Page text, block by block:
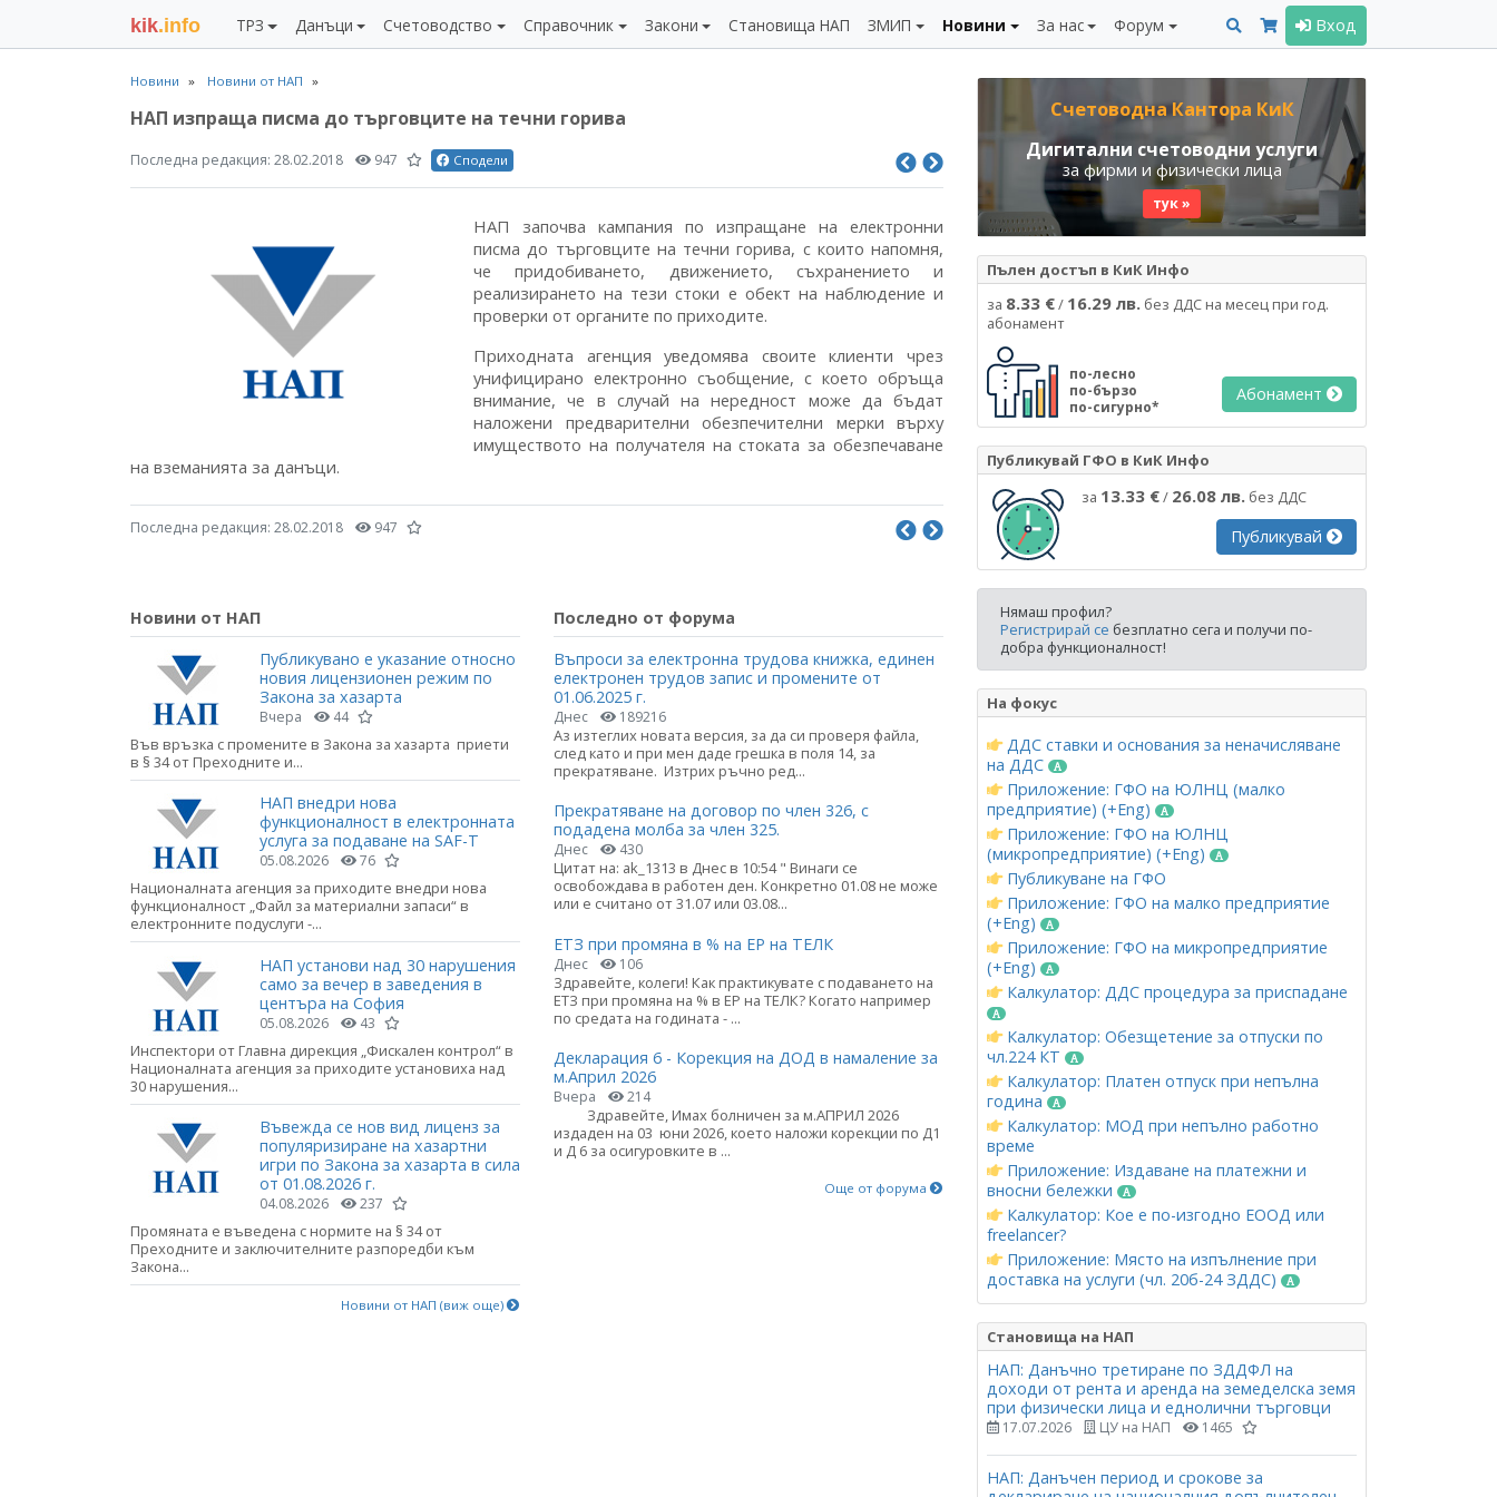
kik.info ТРЗ Данъци Счетоводство Справочник Закони Становища НАП ЗМИП Новини За нас Форум Вход
Новини Новини от НАП
НАП изпраща писма до търговците на течни горива
Последна редакция: 28.02.2018 947 Сподели
НАП започва кампания по изпращане на електронни
писма до търговците на течни горива, с които напомня,
че придобиването, движението, съхранението и
реализирането на тези стоки е обект на наблюдение и
проверки от органите по приходите.
Приходната агенция уведомява своите клиенти чрез
унифицирано електронно съобщение, с което обръща
внимание, че в случай на нередност може да бъдат
наложени предварителни обезпечителни мерки върху
имуществото на получателя на стоката за обезпечаване
на вземанията за данъци.
Последна редакция: 28.02.2018 947
Новини от НАП
Публикувано е указание относно
новия лицензионен режим по
Закона за хазарта
Вчера 44
Във връзка с промените в Закона за хазарта приети
в § 34 от Преходните и...
НАП внедри нова
функционалност в електронната
услуга за подаване на SAF-T
05.08.2026 76
Националната агенция за приходите внедри нова
функционалност „Файл за материални запаси“ в
електронните подуслуги -...
НАП установи над 30 нарушения
само за вечер в заведения в
центъра на София
05.08.2026 43
Инспектори от Главна дирекция „Фискален контрол“ в
Националната агенция за приходите установиха над
30 нарушения...
Въвежда се нов вид лиценз за
популяризиране на хазартни
игри по Закона за хазарта в сила
от 01.08.2026 г.
04.08.2026 237
Промяната е въведена с нормите на § 34 от
Преходните и заключителните разпоредби към
Закона...
Новини от НАП (виж още)
Последно от форума
Въпроси за електронна трудова книжка, единен
електронен трудов запис и промените от
01.06.2025 г.
Днес 189216
Аз изтеглих новата версия, за да си проверя файла,
след като и при мен даде грешка в поля 14, за
прекратяване. Изтрих ръчно ред...
Прекратяване на договор по член 326, с
подадена молба за член 325.
Днес 430
Цитат на: ak_1313 в Днес в 10:54 " Винаги се
освобождава в работен ден. Конкретно 01.08 не може
или е считано от 31.07 или 03.08...
ЕТЗ при промяна в % на ЕР на ТЕЛК
Днес 106
Здравейте, колеги! Как практикувате с подаването на
ЕТЗ при промяна на % в ЕР на ТЕЛК? Когато например
по средата на годината - ...
Декларация 6 - Корекция на ДОД в намаление за
м.Април 2026
Вчера 214
Здравейте, Имах болничен за м.АПРИЛ 2026
издаден на 03 юни 2026, което наложи корекции по Д1
и Д 6 за осигуровките в ...
Още от форума
Счетоводна Кантора КиК
Дигитални счетоводни услуги
за фирми и физически лица
тук »
Пълен достъп в КиК Инфо
за 8.33 €/ 16.29 лв. без ДДС на месец при год.
абонамент
по-лесно
по-бързо
по-сигурно*
Абонамент
Публикувай ГФО в КиК Инфо
за 13.33 €/ 26.08 лв. без ДДС
Публикувай
Нямаш профил?
Регистрирай се безплатно сега и получи по-
добра функционалност!
На фокус
ДДС ставки и основания за неначисляване
на ДДС
Приложение: ГФО на ЮЛНЦ (малко
предприятие) (+Eng)
Приложение: ГФО на ЮЛНЦ
(микропредприятие) (+Eng)
Публикуване на ГФО
Приложение: ГФО на малко предприятие
(+Eng)
Приложение: ГФО на микропредприятие
(+Eng)
Калкулатор: ДДС процедура за приспадане
Калкулатор: Обезщетение за отпуски по
чл.224 КТ
Калкулатор: Платен отпуск при непълна
година
Калкулатор: МОД при непълно работно
време
Приложение: Издаване на платежни и
вносни бележки
Калкулатор: Кое е по-изгодно ЕООД или
freelancer?
Приложение: Място на изпълнение при
доставка на услуги (чл. 20б-24 ЗДДС)
Становища на НАП
НАП: Данъчно третиране по ЗДДФЛ на
доходи от рента и аренда на земеделска земя
при физически лица и еднолични търговци
17.07.2026 ЦУ на НАП 1465
НАП: Данъчен период и срокове за